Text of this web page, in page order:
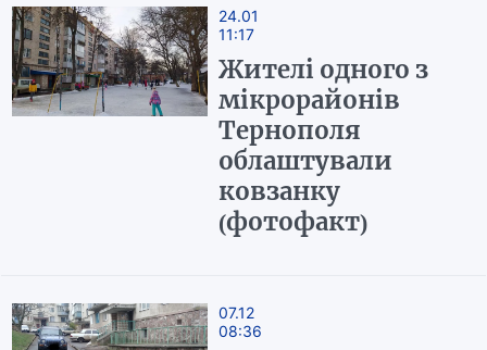
24.01
11:17
Жителі одного з
мікрорайонів
Тернополя
облаштували
ковзанку
(фотофакт)
07.12
08:36